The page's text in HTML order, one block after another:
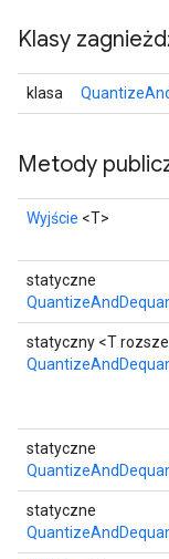
Klasy
klasa
Metody
Wyjście <T>
statyczne
statyczny <T
statyczne
statyczne